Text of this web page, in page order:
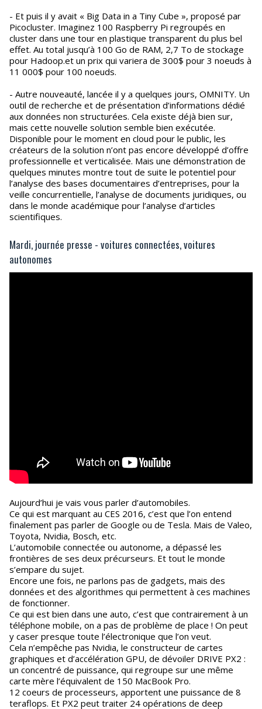
- Et puis il y avait « Big Data in a Tiny Cube », proposé par
Picocluster. Imaginez 100 Raspberry Pi regroupés en
cluster dans une tour en plastique transparent du plus bel
effet. Au total jusqu’à 100 Go de RAM, 2,7 To de stockage
pour Hadoop.et un prix qui variera de 300$ pour 3 noeuds à
11 000$ pour 100 noeuds.
- Autre nouveauté, lancée il y a quelques jours, OMNITY. Un
outil de recherche et de présentation d’informations dédié
aux données non structurées. Cela existe déjà bien sur,
mais cette nouvelle solution semble bien exécutée.
Disponible pour le moment en cloud pour le public, les
créateurs de la solution n’ont pas encore développé d’offre
professionnelle et verticalisée. Mais une démonstration de
quelques minutes montre tout de suite le potentiel pour
l’analyse des bases documentaires d’entreprises, pour la
veille concurrentielle, l’analyse de documents juridiques, ou
dans le monde académique pour l’analyse d’articles
scientifiques.
Mardi, journée presse - voitures connectées, voitures
autonomes
Aujourd’hui je vais vous parler d’automobiles.
Ce qui est marquant au CES 2016, c’est que l’on entend
finalement pas parler de Google ou de Tesla. Mais de Valeo,
Toyota, Nvidia, Bosch, etc.
L’automobile connectée ou autonome, a dépassé les
frontières de ses deux précurseurs. Et tout le monde
s’empare du sujet.
Encore une fois, ne parlons pas de gadgets, mais des
données et des algorithmes qui permettent à ces machines
de fonctionner.
Ce qui est bien dans une auto, c’est que contrairement à un
téléphone mobile, on a pas de problème de place ! On peut
y caser presque toute l’électronique que l’on veut.
Cela n’empêche pas Nvidia, le constructeur de cartes
graphiques et d’accélération GPU, de dévoiler DRIVE PX2 :
un concentré de puissance, qui regroupe sur une même
carte mère l’équivalent de 150 MacBook Pro.
12 coeurs de processeurs, apportent une puissance de 8
teraflops. Et PX2 peut traiter 24 opérations de deep